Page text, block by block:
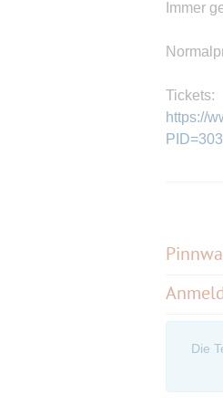
Immer
Tickets:
https://
Die